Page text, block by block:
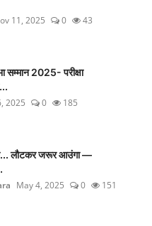
11, 2025 0 43
सम्मान 2025- परीक्षा
2025 0 185
लौटकर जरूर आउंगा —
May 4, 2025 0 151